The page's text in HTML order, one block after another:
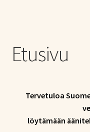
Ostoskori
Oma tili
Tietoa meistä
Etusivu
Tervetuloa
löytämään